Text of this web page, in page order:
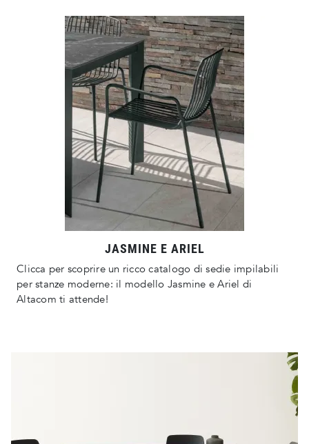
JASMINE E ARIEL
Clicca per scoprire un ricco catalogo di sedie impilabili
per stanze moderne: il modello Jasmine e Ariel di
Altacom ti attende!